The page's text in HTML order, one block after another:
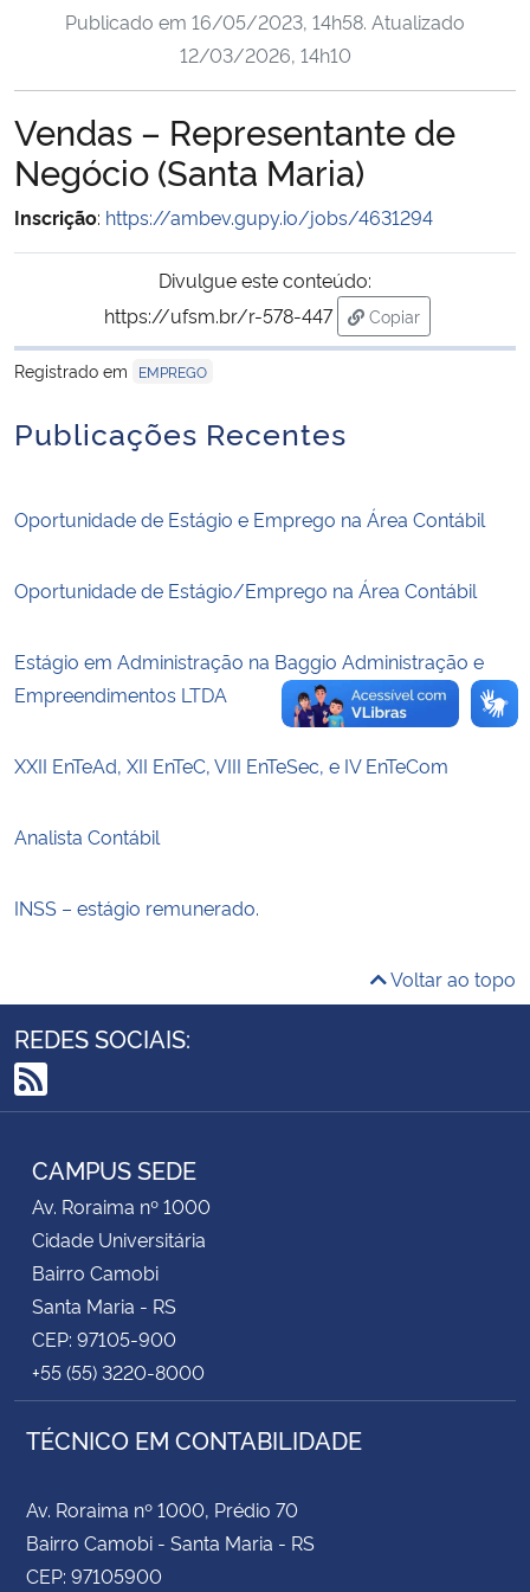
Ministério da Cidadania
Ministério de Minas e Energia
Ministério da Ciência, Tecnologia, Inovações e Comunicações
Ministério do Meio Ambiente
Ministério do Turismo
Ministério da Mulher, da Família e dos Direitos Humanos
Secretaria-Geral
Gabinete de Segurança Institucional
Advocacia-Geral da União
Banco Central do Brasil
Planalto
Publicado em 16/05/2023, 14h58. Atualizado
12/03/2026, 14h10
Vendas – Representante de
Negócio (Santa Maria)
Inscrição: https://ambev.gupy.io/jobs/4631294
Divulgue este conteúdo:
https://ufsm.br/r-578-447
Copiar
para área de
Registrado em
EMPREGO
Publicações Recentes
Oportunidade de Estágio e Emprego na Área Contábil
Oportunidade de Estágio/Emprego na Área Contábil
Estágio em Administração na Baggio Administração e
Empreendimentos LTDA
XXII EnTeAd, XII EnTeC, VIII EnTeSec, e IV EnTeCom
Analista Contábil
INSS – estágio remunerado.
Voltar ao topo
REDES SOCIAIS:
RSS
CAMPUS SEDE
Av. Roraima nº 1000
Cidade Universitária
Bairro Camobi
Santa Maria - RS
CEP: 97105-900
+55 (55) 3220-8000
TÉCNICO EM CONTABILIDADE
Av. Roraima nº 1000, Prédio 70
Bairro Camobi - Santa Maria - RS
CEP: 97105900